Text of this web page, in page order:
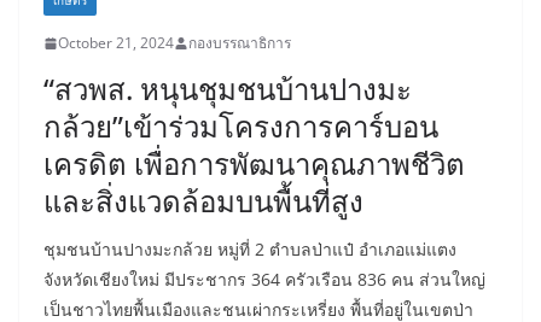
October 21, 2024 กองบรรณาธิการ
“สวพส. หนุนชุมชนบ้านปางมะ
กล้วย”เข้าร่วมโครงการคาร์บอน
เครดิต เพื่อการพัฒนาคุณภาพชีวิต
และสิ่งแวดล้อมบนพื้นที่สูง
ชุมชนบ้านปางมะกล้วย หมู่ที่ 2 ตำบลป่าแป๋ อำเภอแม่แตง
จังหวัดเชียงใหม่ มีประชากร 364 ครัวเรือน 836 คน ส่วนใหญ่
เป็นชาวไทยพื้นเมืองและชนเผ่ากระเหรี่ยง พื้นที่อยู่ในเขตป่า